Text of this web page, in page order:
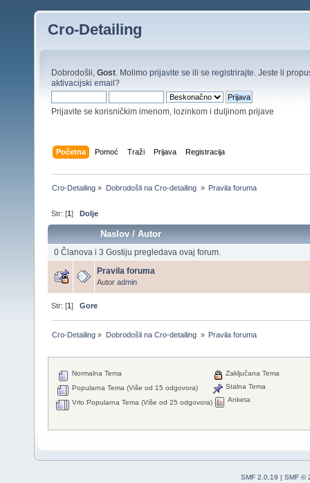
Cro-Detailing
Dobrodošli, Gost . Molimo prijavite se ili se registrirajte . Jeste li
aktivacijski email?
Prijavite se korisničkim imenom, lozinkom i duljinom prijave
Početna Pomoć Traži Prijava Registracija
Cro-Detailing » Dobrodošli na Cro-detailing » Pravila foruma
Str: [1]Dolje
Naslov /Autor
0 Članova i 3 Gostiju pregledava ovaj forum.
Pravila foruma
Autor admin
Str: [1]Gore
Cro-Detailing » Dobrodošli na Cro-detailing » Pravila foruma
Normalna Tema
Popularna Tema (Više od 15 odgovora)
Vrlo Popularna Tema (Više od 25 odgovora)
Zaključana Tema
Stalna Tema
Anketa
SMF 2.0.19 | SMF ©